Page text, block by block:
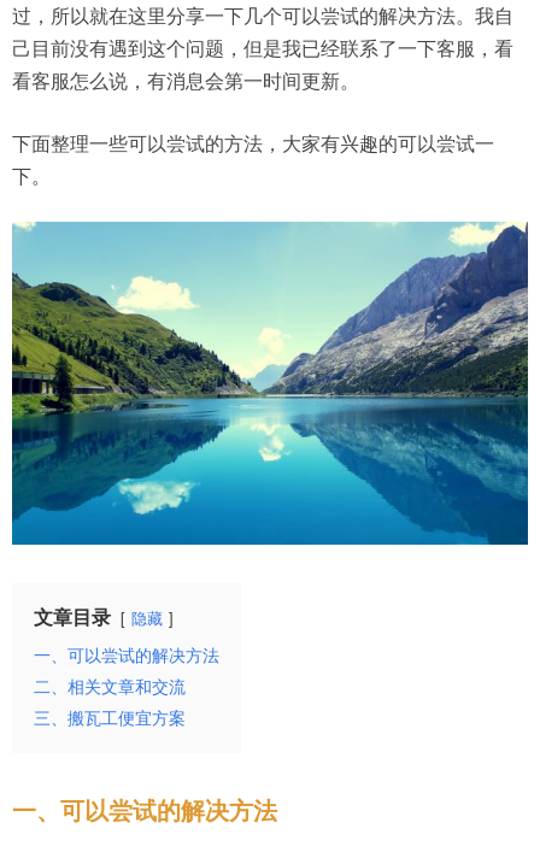
过，所以就在这里分享一下几个可以尝试的解决方法。我自
己目前没有遇到这个问题，但是我已经联系了一下客服，看
看客服怎么说，有消息会第一时间更新。
下面整理一些可以尝试的方法，大家有兴趣的可以尝试一
下。
文章目录 隐藏
一、可以尝试的解决方法
二、相关文章和交流
三、搬瓦工便宜方案
一、可以尝试的解决方法